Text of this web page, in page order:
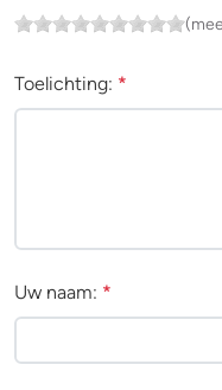
Toelichting: *
Uw naam: *